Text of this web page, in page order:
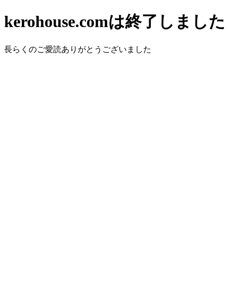
kerohouse.comは終了しました
長らくのご愛読ありがとうございました